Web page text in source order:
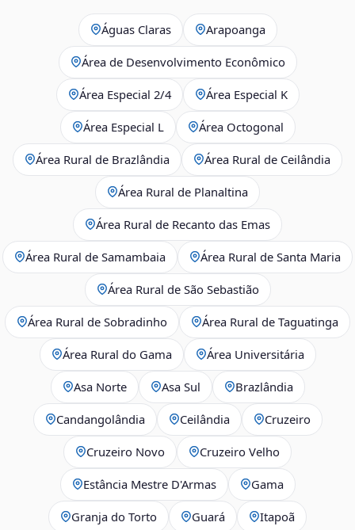
Águas Claras Arapoanga
Área de Desenvolvimento Econômico
Área Especial 2/4 Área Especial K
Área Especial L Área Octogonal
Área Rural de Brazlândia Área Rural de Ceilândia
Área Rural de Planaltina
Área Rural de Recanto das Emas
Área Rural de Samambaia Área Rural de Santa Maria
Área Rural de São Sebastião
Área Rural de Sobradinho Área Rural de Taguatinga
Área Rural do Gama Área Universitária
Asa Norte Asa Sul Brazlândia
Candangolândia Ceilândia Cruzeiro
Cruzeiro Novo Cruzeiro Velho
Estância Mestre D'Armas Gama
Granja do Torto Guará Itapoã